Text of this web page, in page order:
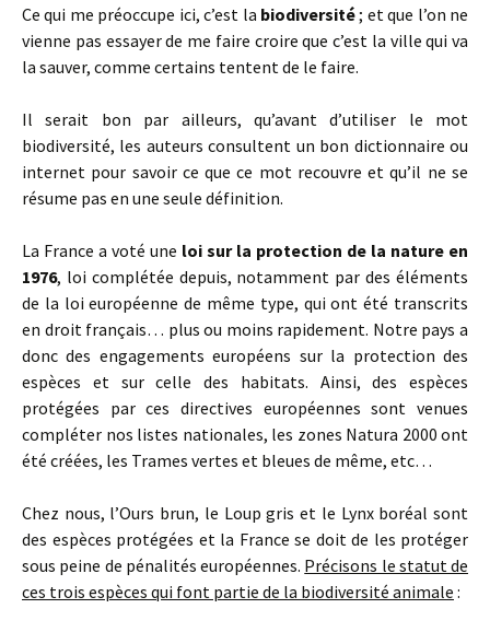
Ce qui me préoccupe ici, c’est la biodiversité; et que l’on ne
vienne pas essayer de me faire croire que c’est la ville qui va
la sauver, comme certains tentent de le faire.
Il serait bon par ailleurs, qu’avant d’utiliser le mot
biodiversité, les auteurs consultent un bon dictionnaire ou
internet pour savoir ce que ce mot recouvre et qu’il ne se
résume pas en une seule définition.
La France a voté une loi sur la protection de la nature en
1976, loi complétée depuis, notamment par des éléments
de la loi européenne de même type, qui ont été transcrits
en droit français… plus ou moins rapidement. Notre pays a
donc des engagements européens sur la protection des
espèces et sur celle des habitats. Ainsi, des espèces
protégées par ces directives européennes sont venues
compléter nos listes nationales, les zones Natura 2000 ont
été créées, les Trames vertes et bleues de même, etc…
Chez nous, l’Ours brun, le Loup gris et le Lynx boréal sont
des espèces protégées et la France se doit de les protéger
sous peine de pénalités européennes. Précisons le statut de
ces trois espèces qui font partie de la biodiversité animale :